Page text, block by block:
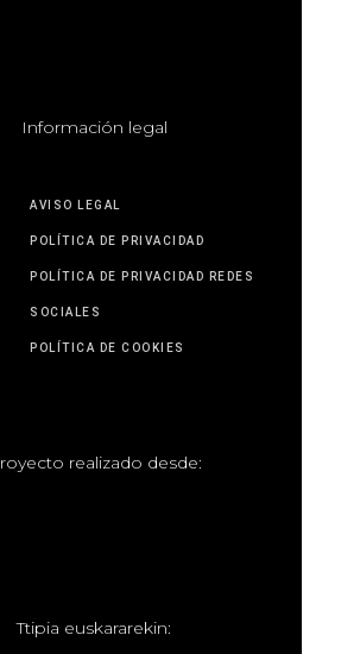
Información legal
AVISO LEGAL
POLÍTICA DE PRIVACIDAD
POLÍTICA DE PRIVACIDAD REDES
SOCIALES
POLÍTICA DE COOKIES
royecto realizado desde:
Ttipia euskararekin: